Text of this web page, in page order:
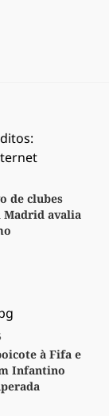
de clubes
Madrid avalia
à Fifa e
Infantino